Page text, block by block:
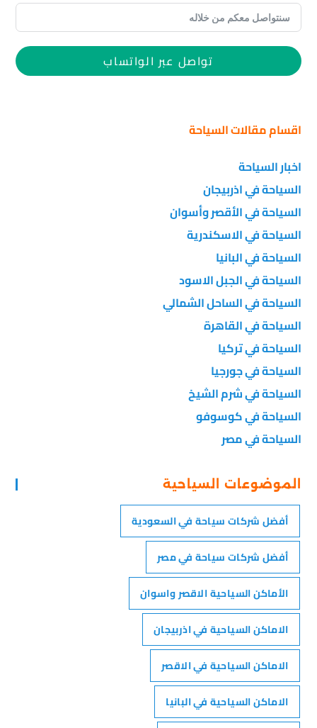
تواصل عبر الواتساب
اقسام مقالات السياحة
اخبار السياحة
السياحة في اذربيجان
السياحة في الأقصر وأسوان
السياحة في الاسكندرية
السياحة في البانيا
السياحة في الجبل الاسود
السياحة في الساحل الشمالي
السياحة في القاهرة
السياحة في تركيا
السياحة في جورجيا
السياحة في شرم الشيخ
السياحة في كوسوفو
السياحة في مصر
الموضوعات السياحية
أفضل شركات سياحة في السعودية
أفضل شركات سياحة في مصر
الأماكن السياحية الاقصر واسوان
الاماكن السياحية في اذربيجان
الاماكن السياحية في الاقصر
الاماكن السياحية في البانيا